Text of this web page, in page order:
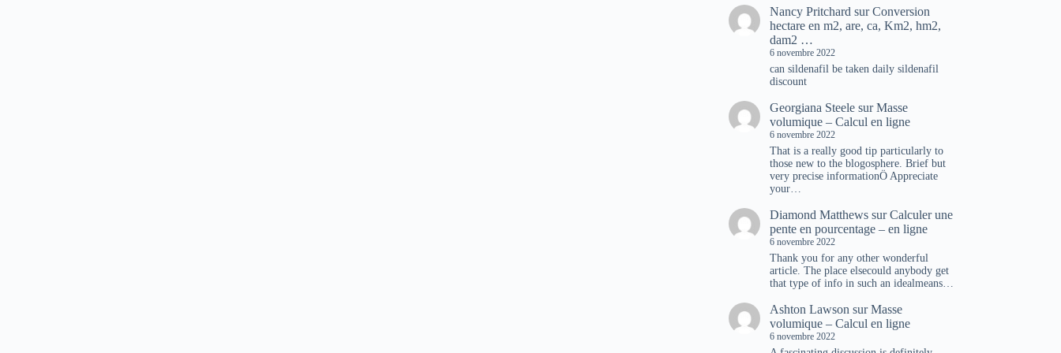
Nancy Pritchard surConversion
hectare en m2, are, ca, Km2, hm2,
dam2 …
6 novembre 2022
can sildenafil be taken daily sildenafil
discount
Georgiana Steele surMasse
volumique – Calcul en ligne
6 novembre 2022
That is a really good tip particularly to
those new to the blogosphere. Brief but
very precise informationÖ Appreciate
your…
Diamond Matthews surCalculer une
pente en pourcentage – en ligne
6 novembre 2022
Thank you for any other wonderful
article. The place elsecould anybody get
that type of info in such an idealmeans…
Ashton Lawson surMasse
volumique – Calcul en ligne
6 novembre 2022